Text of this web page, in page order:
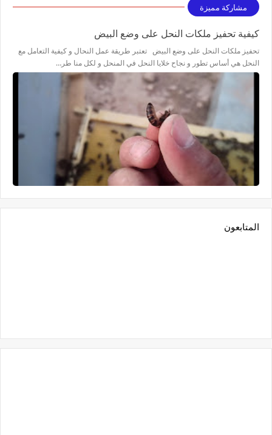
مشاركة مميزة
كيفية تحفيز ملكات النحل على وضع البيض
تحفيز ملكات النحل على وضع البيض تعتبر طريقة عمل النحال و كيفية التعامل مع
النحل هي أساس تطور و نجاح خلايا النحل في المنحل و لكل منا طر…
المتابعون